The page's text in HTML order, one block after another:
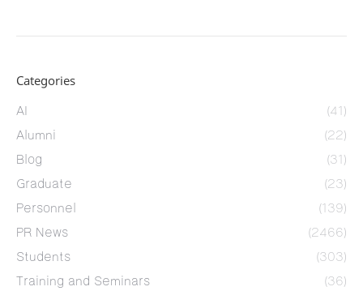
Categories
AI
(41)
Alumni
(22)
Blog
(31)
Graduate
(23)
Personnel
(139)
PR News
(2466)
Students
(303)
Training and Seminars
(36)